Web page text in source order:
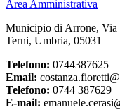
Area Amministrativa
Municipio di Arrone, Via
Terni, Umbria, 05031
Telefono: 0744387625
Email:
Telefono: 0744 387629
E-mail: